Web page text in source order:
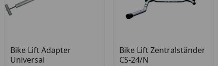
Bike Lift Adapter
Universal
Produkt am Lager
Bike Lift Zentralständer
CS-24/N
Produkt am Lager